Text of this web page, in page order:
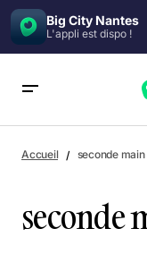
Big City Nantes
L'appli est dispo !
Accueil seconde main
seconde